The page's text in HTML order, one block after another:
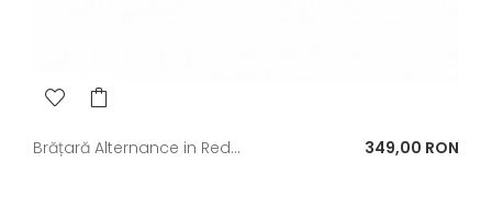
Brățară Alternance in Red... Pret
349,00 RON